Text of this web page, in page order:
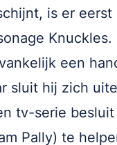
is er
een
sluit hij zich
tv-serie
Pally) te